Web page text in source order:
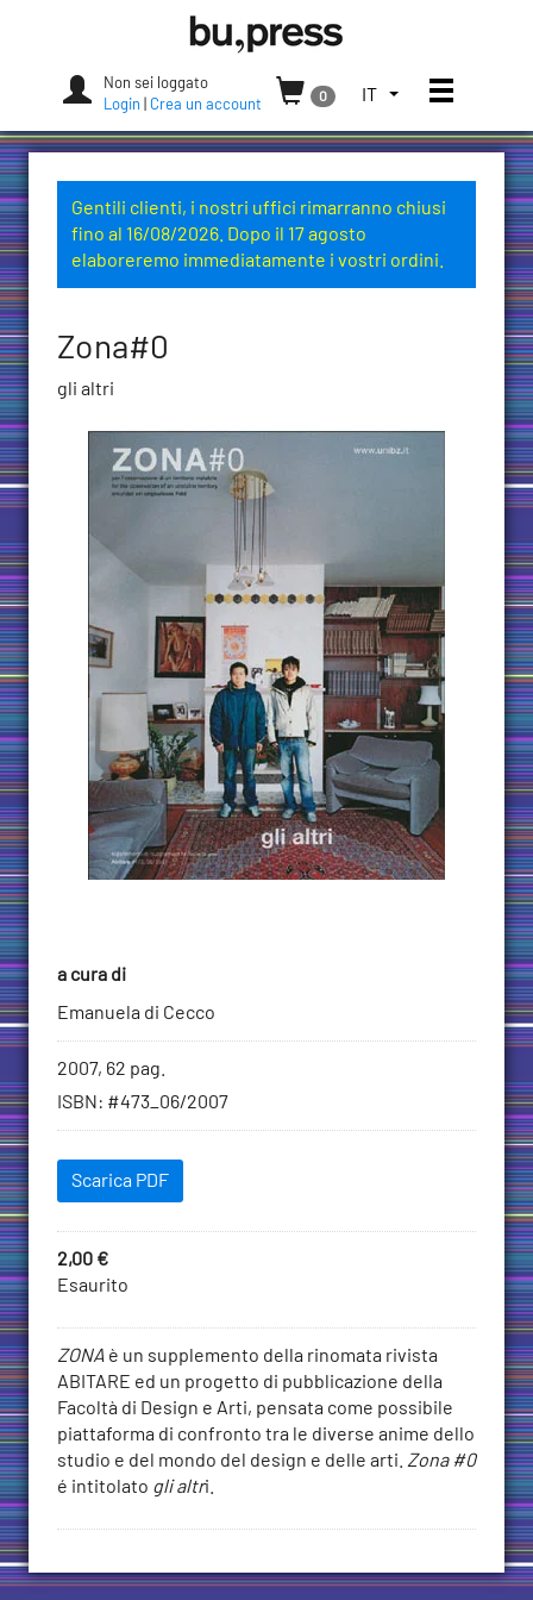
Press
Non sei loggato
Login
Crea un account
0
SELEZIONA
LINGUA.
ATTUALE:
(ITALIA)
IT Apri/
Gentili clienti, i nostri uffici rimarranno chiusi
fino al 16/08/2026. Dopo il 17 agosto
elaboreremo immediatamente i vostri ordini.
Zona#0
gli altri
a cura di
Emanuela di Cecco
Informazioni
bibliografiche
2007, 62 pag.
ISBN : #473_06/2007
Scaricabili
Scarica PDF
Price
2,00 €
Stato
Esaurito
to
Cart
Descrizione
ZONA è un supplemento della rinomata rivista
ABITARE ed un progetto di pubblicazione della
Facoltà di Design e Arti, pensata come possibile
piattaforma di confronto tra le diverse anime dello
studio e del mondo del design e delle arti. Zona #0
é intitolato gli altri.